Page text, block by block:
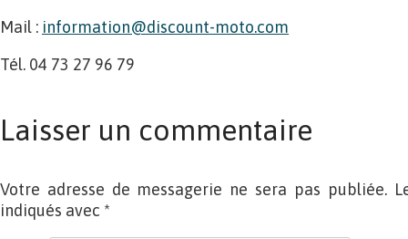
Mail : information@discount-moto.com
Tél. 04 73 27 96 79
Laisser un commentaire
Votre adresse de messagerie ne sera pas publiée.
indiqués avec *